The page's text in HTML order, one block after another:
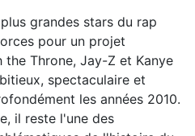
grandes stars du rap
pour un projet
the Throne, Jay-Z et Kanye
spectaculaire et
les années 2010.
il reste l'une des